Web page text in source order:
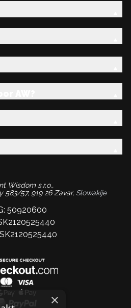
Wisdom s.r.o.,
583/57, 919 26 Zavar, Slowakije
50920600
×